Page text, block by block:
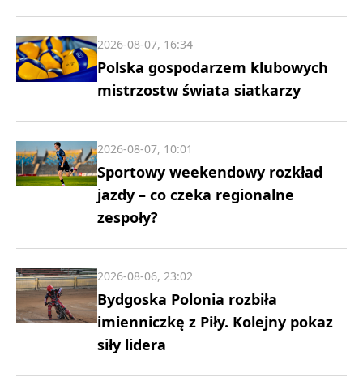
Polska gospodarzem klubowych
mistrzostw świata siatkarzy
2026-08-07, 16:34
Sportowy weekendowy rozkład
jazdy – co czeka regionalne
zespoły?
2026-08-07, 10:01
Bydgoska Polonia rozbiła
imienniczkę z Piły. Kolejny pokaz
siły lidera
2026-08-06, 23:02